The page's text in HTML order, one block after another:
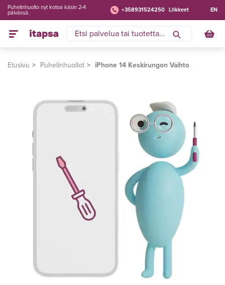
+358931524250 Liikkeet
Puhelinhuolto nyt kotoa käsin 2-4
päivässä.
EN
Etusivu Puhelinhuollot iPhone 14 Keskirungon Vaihto